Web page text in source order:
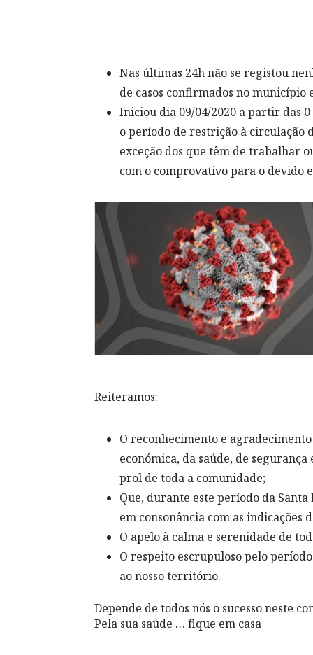
Nas últimas 24h não se registou
de casos confirmados no município
Iniciou dia 09/04/2020 a partir das
o período de restrição à circulação
exceção dos que têm de trabalhar
com o comprovativo para o devido
Reiteramos:
O reconhecimento e
económica, da saúde, de
prol de toda a comunidade;
Que, durante este período da
em consonância com as indicações
O apelo à calma e serenidade de
O respeito escrupuloso pelo
ao nosso território.
Depende de todos nós o sucesso neste
Pela sua saúde … fique em casa